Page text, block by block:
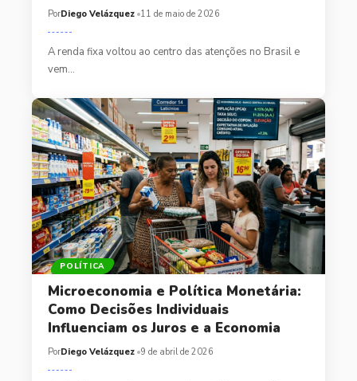
PorDiego Velázquez 11 de maio de 2026
A renda fixa voltou ao centro das atenções no Brasil e
vem…
POLÍTICA
Microeconomia e Política Monetária:
Como Decisões Individuais
Influenciam os Juros e a Economia
PorDiego Velázquez 9 de abril de 2026